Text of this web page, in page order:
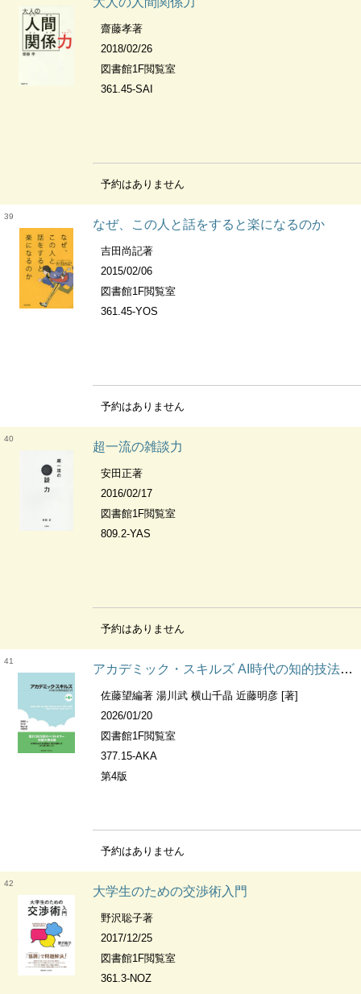
齋藤孝著
2018/02/26
図書館1F閲覧室
361.45-SAI
予約はありません
39
なぜ、この人と話をすると楽になるのか
吉田尚記著
2015/02/06
図書館1F閲覧室
361.45-YOS
予約はありません
40
超一流の雑談力
安田正著
2016/02/17
図書館1F閲覧室
809.2-YAS
予約はありません
41
アカデミック・スキルズ AI時代の知的技法入門
佐藤望編著 湯川武 横山千晶 近藤明彦 [著]
2026/01/20
図書館1F閲覧室
377.15-AKA
第4版
予約はありません
42
大学生のための交渉術入門
野沢聡子著
2017/12/25
図書館1F閲覧室
361.3-NOZ